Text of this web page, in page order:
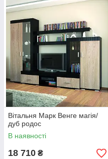
Вітальня Марк Венге магія/
дуб родос
В наявності
18 710 ₴